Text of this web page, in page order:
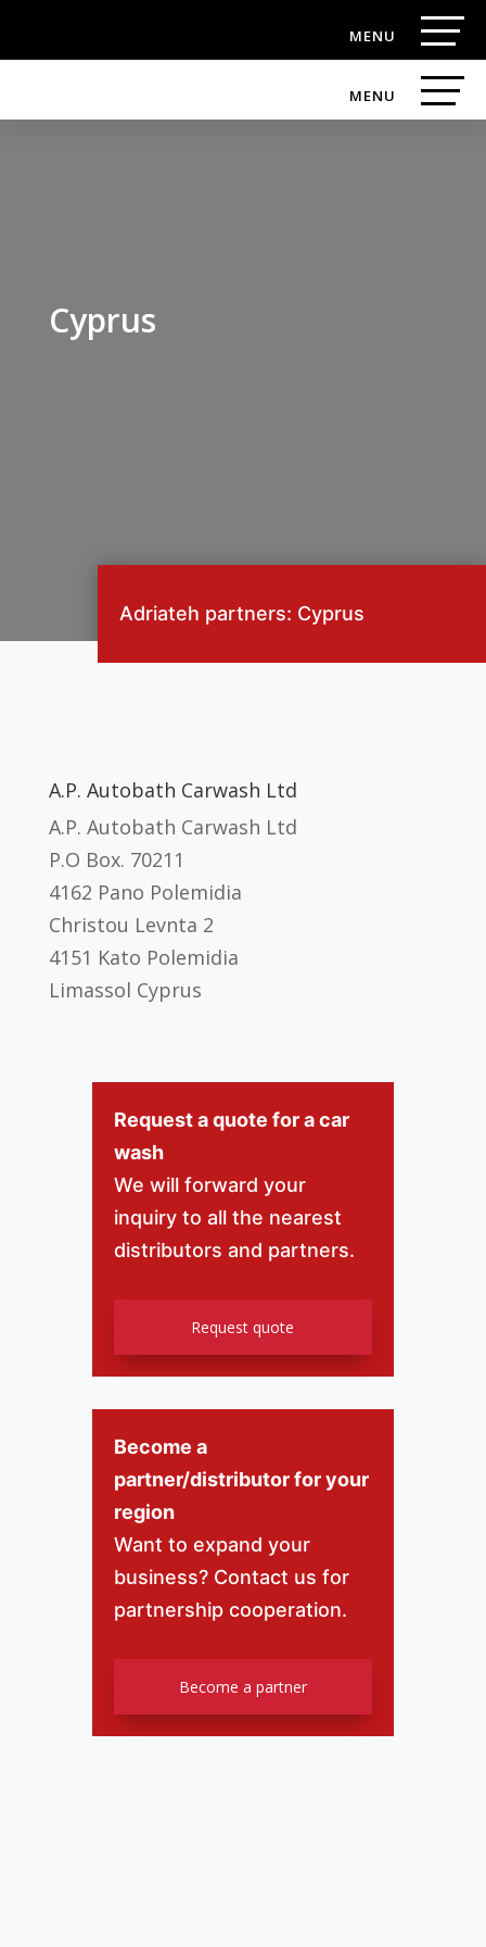
Cyprus
Adriateh partners: Cyprus
A.P. Autobath Carwash Ltd
A.P. Autobath Carwash Ltd
P.O Box. 70211
4162 Pano Polemidia
Christou Levnta 2
4151 Kato Polemidia
Limassol Cyprus
Request a quote for a car
wash
We will forward your
inquiry to all the nearest
distributors and partners.
Request quote
Become a
partner/distributor for your
region
Want to expand your
business? Contact us for
partnership cooperation.
Become a partner